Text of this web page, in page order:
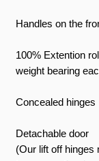
Handles on the
100% Extention
weight bearing
Concealed hinges
Detachable door
(Our lift off hinges